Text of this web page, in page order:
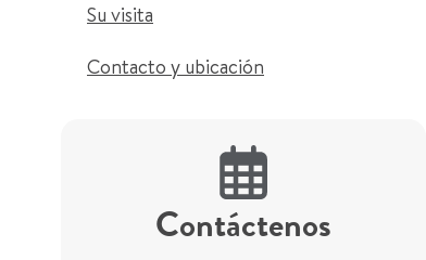
Su visita
Contacto y ubicación
Contáctenos